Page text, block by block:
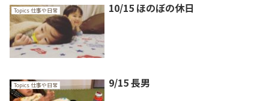
Topics 仕事や日常 10/15 ほのぼの休日
Topics 仕事や日常 9/15 長男